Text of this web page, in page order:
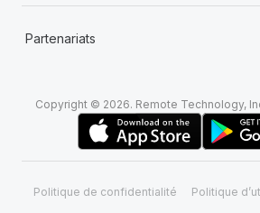
Partenariats
Copyright © 2026. Remote Technology,
Politique de confidentialité Politique